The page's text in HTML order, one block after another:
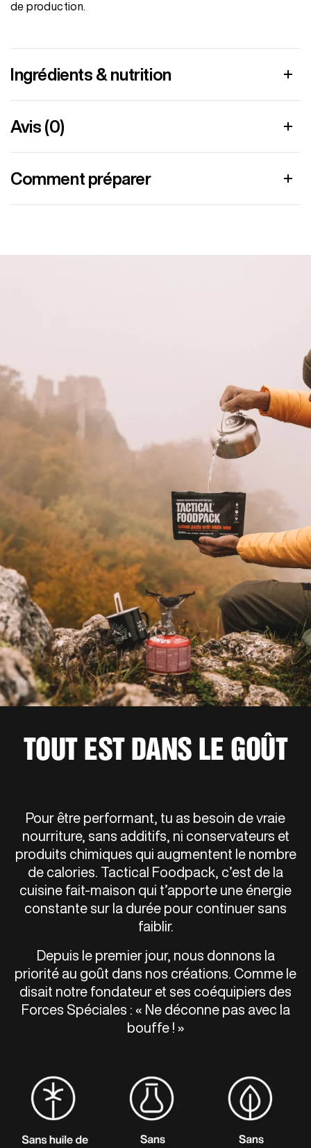
de production.
Ingrédients & nutrition
Avis (0)
Comment préparer
TOUT EST DANS LE GOÛT
Pour être performant, tu as besoin de vraie
nourriture, sans additifs, ni conservateurs et
produits chimiques qui augmentent le nombre
de calories. Tactical Foodpack, c’est de la
cuisine fait-maison qui t’apporte une énergie
constante sur la durée pour continuer sans
faiblir.
Depuis le premier jour, nous donnons la
priorité au goût dans nos créations. Comme le
disait notre fondateur et ses coéquipiers des
Forces Spéciales : « Ne déconne pas avec la
bouffe ! »